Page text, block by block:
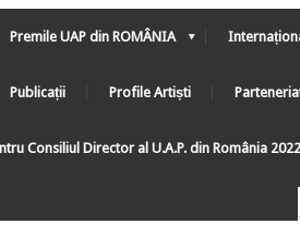
Premile UAP din ROMÂNIA
Publicații Profile Artiști
Consiliul Director al U.A.P. din România